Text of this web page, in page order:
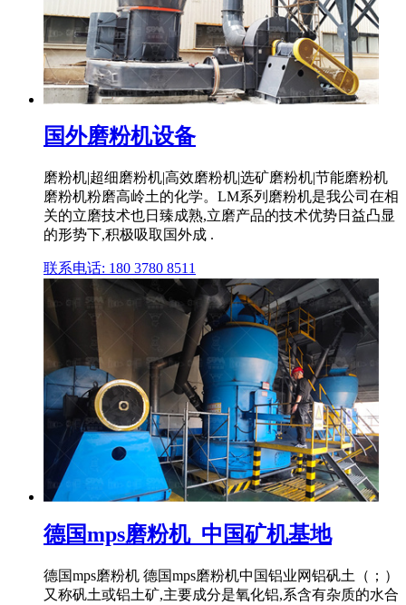
国外磨粉机设备
磨粉机|超细磨粉机|高效磨粉机|选矿磨粉机|节能磨粉机
磨粉机粉磨高岭土的化学。LM系列磨粉机是我公司在相
关的立磨技术也日臻成熟,立磨产品的技术优势日益凸显
的形势下,积极吸取国外成 .
联系电话: 180 3780 8511
德国mps磨粉机_中国矿机基地
德国mps磨粉机 德国mps磨粉机中国铝业网铝矾土（；）
又称矾土或铝土矿,主要成分是氧化铝,系含有杂质的水合